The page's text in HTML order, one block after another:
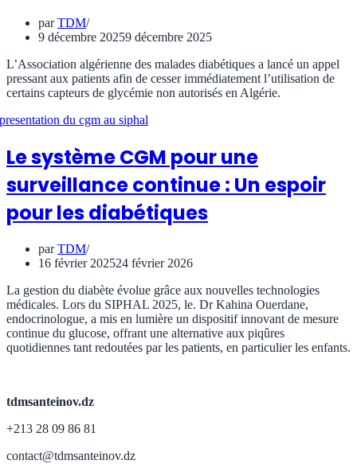
parTDM
9 décembre 20259 décembre 2025
L’Association algérienne des malades diabétiques a lancé un appel
pressant aux patients afin de cesser immédiatement l’utilisation de
certains capteurs de glycémie non autorisés en Algérie.
Le système CGM pour une
surveillance continue : Un espoir
pour les diabétiques
parTDM
16 février 202524 février 2026
La gestion du diabète évolue grâce aux nouvelles technologies
médicales. Lors du SIPHAL 2025, le. Dr Kahina Ouerdane,
endocrinologue, a mis en lumière un dispositif innovant de mesure
continue du glucose, offrant une alternative aux piqûres
quotidiennes tant redoutées par les patients, en particulier les enfants.
tdmsanteinov.dz
+213 28 09 86 81
contact@tdmsanteinov.dz